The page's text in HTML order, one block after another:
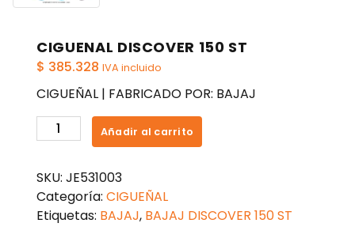
CIGUENAL DISCOVER 150 ST
$ 385.328 IVA incluido
CIGUEÑAL | FABRICADO POR: BAJAJ
CIGUENAL
DISCOVER
ST
cantidad
Añadir al carrito
SKU: JE531003
Categoría: CIGUEÑAL
Etiquetas: BAJAJ, BAJAJ DISCOVER 150 ST